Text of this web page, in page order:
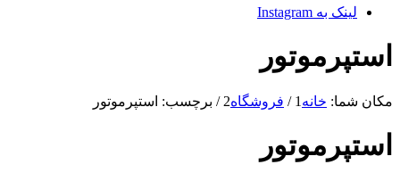
لینک به Instagram
استپرموتور
مکان شما: خانه 1
/ فروشگاه2
/ برچسب: استپرموتور
استپرموتور